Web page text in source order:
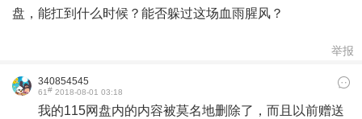
盘，能扛到什么时候？能否躲过这场血雨腥风？
举报
340854545
61# 2018-08-01 03:18
我的115网盘内的内容被莫名地删除了，而且以前赠送